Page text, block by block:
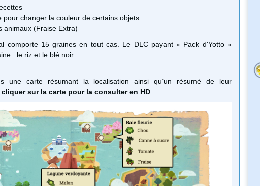
pour changer la couleur de certains objets
animaux (Fraise Extra)
comporte 15 graines en tout cas. Le DLC payant « Pack d'Yotto »
: le riz et le blé noir.
une carte résumant la localisation ainsi qu’un résumé de leur
sur la carte pour la consulter en HD.